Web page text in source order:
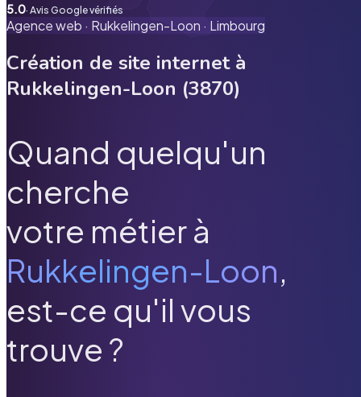
5.0· Avis Google vérifiés
Agence web · Rukkelingen-Loon · Limbourg
Création de site internet à
Rukkelingen-Loon (3870)
Quand quelqu'un
cherche
votre métier à
Rukkelingen-Loon,
est-ce qu'il vous
trouve ?